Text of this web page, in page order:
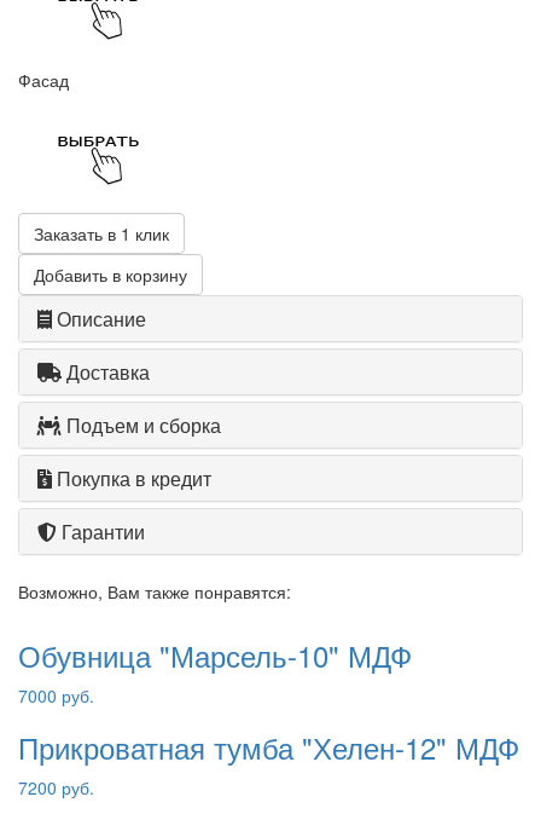
Фасад
Заказать в 1 клик
Добавить в корзину
Описание
Доставка
Подъем и сборка
Покупка в кредит
Гарантии
Возможно, Вам также понравятся:
Обувница "Марсель-10" МДФ
7000 руб.
Прикроватная тумба "Хелен-12" МДФ
7200 руб.